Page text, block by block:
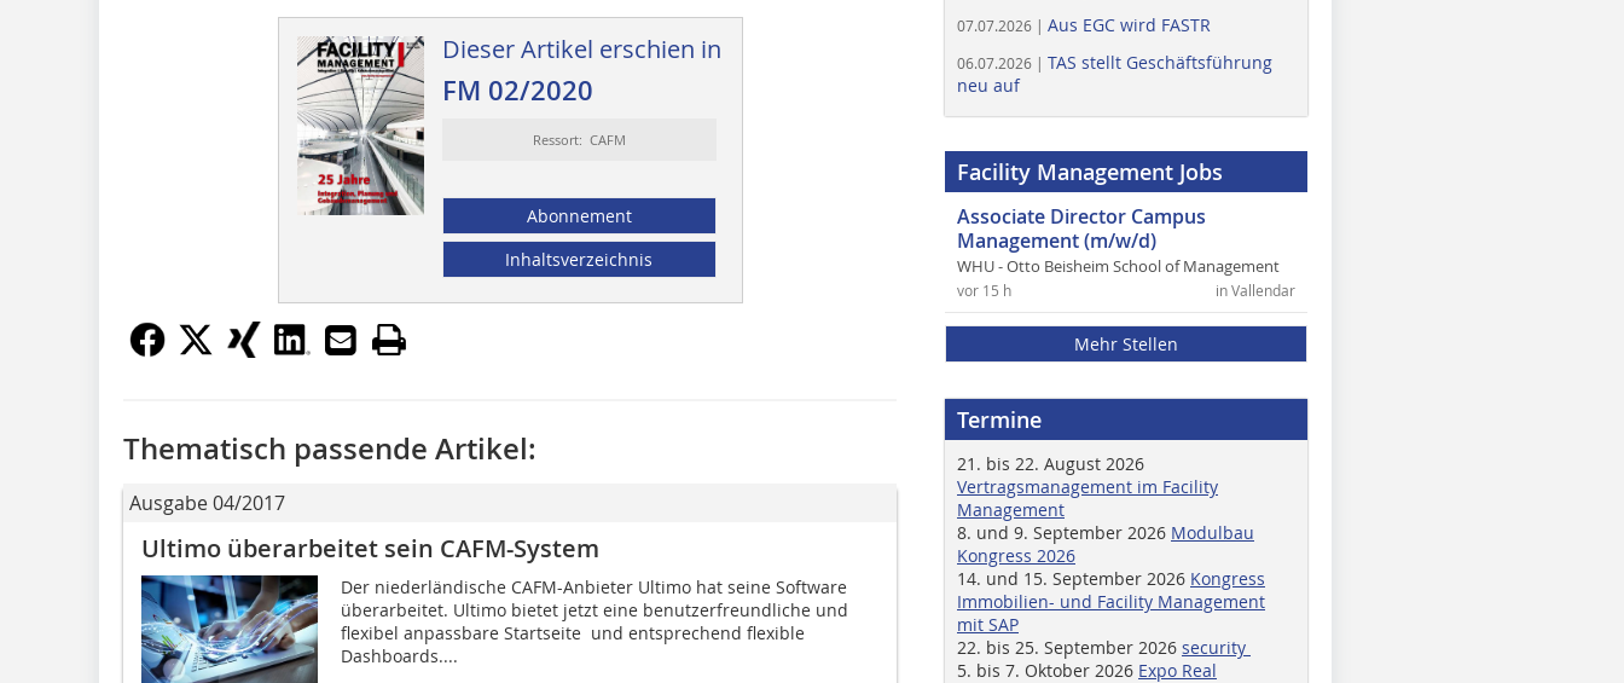
Dieser Artikel erschien in
FM 02/2020
Ressort: CAFM
Abonnement
Inhaltsverzeichnis
Thematisch passende Artikel:
Ausgabe 04/2017
Ultimo überarbeitet sein CAFM-System
Der niederländische CAFM-Anbieter Ultimo hat seine Software
überarbeitet. ­Ultimo bietet jetzt eine benutzerfreundliche und
flexibel anpassbare Startseite ­ und entsprechend flexible
Dashboards....
07.07.2026 | Aus EGC wird FASTR
06.07.2026 | TAS stellt Geschäftsführung
neu auf
Facility Management Jobs
Associate Director Campus
Management (m/w/d)
WHU - Otto Beisheim School of Management
in Vallendar
vor 15 h
Mehr Stellen
Termine
21. bis 22. August 2026
Vertragsmanagement im Facility
Management
8. und 9. September 2026 Modulbau
Kongress 2026
14. und 15. September 2026 Kongress
Immobilien- und Facility Management
mit SAP
22. bis 25. September 2026 security
5. bis 7. Oktober 2026 Expo Real